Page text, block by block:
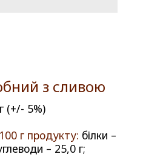
з сливою
(+/- 5%)
г продукту: білки –
– 25,0 г;